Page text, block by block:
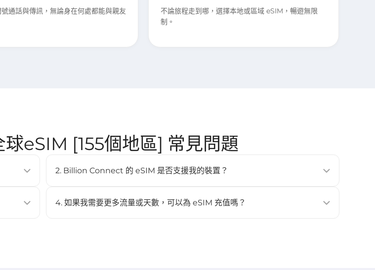
通話與傳訊，無論身在何處都能與親友
不論旅程走到哪，選擇本地或區域 eSIM，暢遊無限
制。
eSIM [155個地區] 常見問題
2. Billion Connect 的 eSIM 是否支援我的裝置？
Pixel 3 以上、Samsung Galaxy S20 以上）。更多詳情請查看 [
4. 如果我需要更多流量或天數，可以為 eSIM 充值嗎？